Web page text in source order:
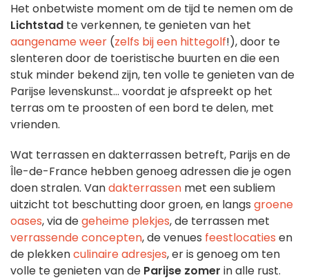
Het onbetwiste moment om de tijd te nemen om de
Lichtstad te verkennen, te genieten van het
aangename weer (zelfs bij een hittegolf!), door te
slenteren door de toeristische buurten en die een
stuk minder bekend zijn, ten volle te genieten van de
Parijse levenskunst... voordat je afspreekt op het
terras om te proosten of een bord te delen, met
vrienden.
Wat terrassen en dakterrassen betreft, Parijs en de
Île-de-France hebben genoeg adressen die je ogen
doen stralen. Vandakterrassen met een subliem
uitzicht tot beschutting door groen, en langs groene
oases, via degeheime plekjes, de terrassen met
verrassende concepten, de venues feestlocaties en
de plekkenculinaire adresjes, er is genoeg om ten
volle te genieten van de Parijse zomer in alle rust.